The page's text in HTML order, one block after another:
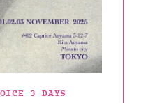
3 DAYS